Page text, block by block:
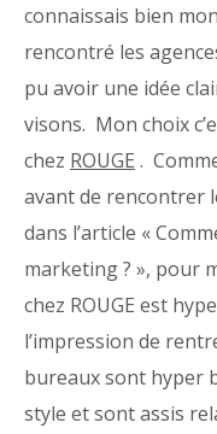
connaissais bien
rencontré les
pu avoir une idée
visons. Mon choix
chez ROUGE .
avant de rencontrer
dans l’article «
marketing ? », pour
chez ROUGE est
l’impression de
bureaux sont hyper
style et sont assis